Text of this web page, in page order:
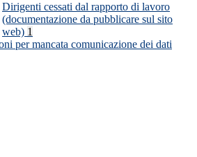
Dirigenti cessati dal rapporto di lavoro
(documentazione da pubblicare sul sito
web) 1
per mancata comunicazione dei dati